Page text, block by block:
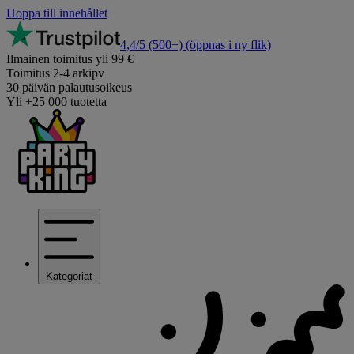
Hoppa till innehållet
4,4/5 (500+) (öppnas i ny flik)
Ilmainen toimitus yli 99 €
Toimitus 2-4 arkipv
30 päivän palautusoikeus
Yli +25 000 tuotetta
Kategoriat